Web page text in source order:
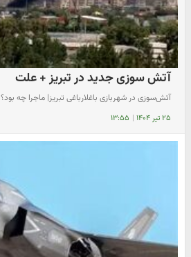
آتش سوزی جدید در تبریز + علت
آتش‌سوزی در شهربازی باغلارباغی تبریز| ماجرا چه بود؟
۲۵ تیر ۱۴۰۴ | ۱۳:۵۵